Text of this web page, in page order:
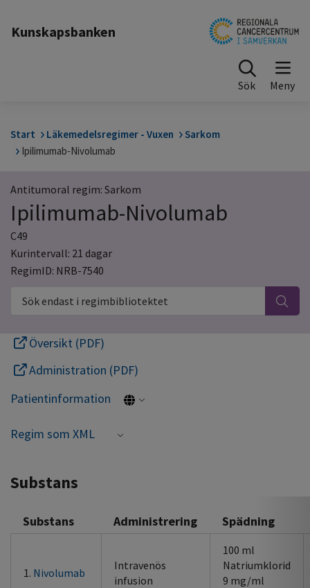
Kunskapsbanken
Sök
Start Läkemedelsregimer - Vuxen
Sarkom
Ipilimumab-Nivolumab
Antitumoral regim: Sarkom
Ipilimumab-Nivolumab
C49
Kurintervall: 21 dagar
RegimID: NRB-7540
Sök endast i regimbibliotektet
Översikt (PDF)
Administration (PDF)
Patientinformation
Regim som XML
Substans
Substans Administrering Spädning
1. Nivolumab
Intravenös
infusion
100 ml
Natriumklorid
9 mg/ml